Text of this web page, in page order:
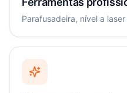
Parafusadeira, nível a